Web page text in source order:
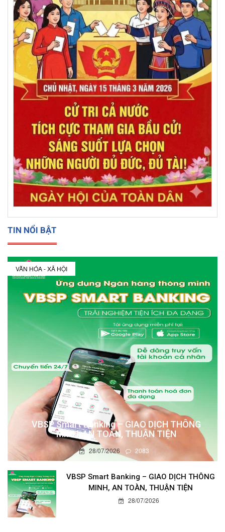
TIN NỔI BẬT
VĂN HÓA - XÃ HỘI
VBSP Smart Banking – GIAO DỊCH THÔNG
MINH, AN TOÀN, THUẬN TIỆN
28/07/2026 2083
VBSP Smart Banking – GIAO DỊCH THÔNG
MINH, AN TOÀN, THUẬN TIỆN
28/07/2026